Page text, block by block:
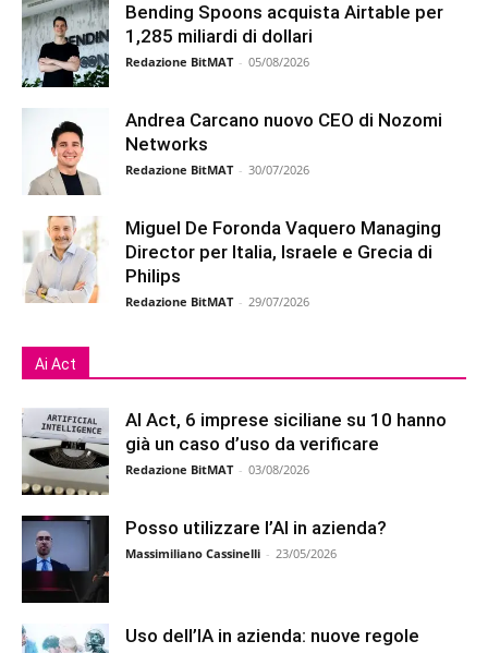
Bending Spoons acquista Airtable per
1,285 miliardi di dollari
Redazione BitMAT - 05/08/2026
Andrea Carcano nuovo CEO di Nozomi
Networks
Redazione BitMAT - 30/07/2026
Miguel De Foronda Vaquero Managing
Director per Italia, Israele e Grecia di
Philips
Redazione BitMAT - 29/07/2026
Ai Act
AI Act, 6 imprese siciliane su 10 hanno
già un caso d’uso da verificare
Redazione BitMAT - 03/08/2026
Posso utilizzare l’AI in azienda?
Massimiliano Cassinelli - 23/05/2026
Uso dell’IA in azienda: nuove regole